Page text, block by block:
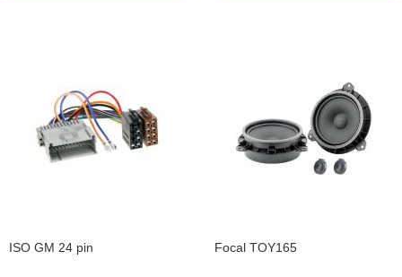
ISO GM 24 pin Focal TOY165